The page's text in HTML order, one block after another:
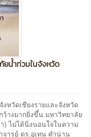
ยน้ำท่วมในจังหวัด
เชียงรายและจังหวัด
างมากยิ่งขึ้น มหาวิทยาลัย
ไม่ได้นิ่งนอนใจในความ
ารย์ ดร.อุเทน คำน่าน